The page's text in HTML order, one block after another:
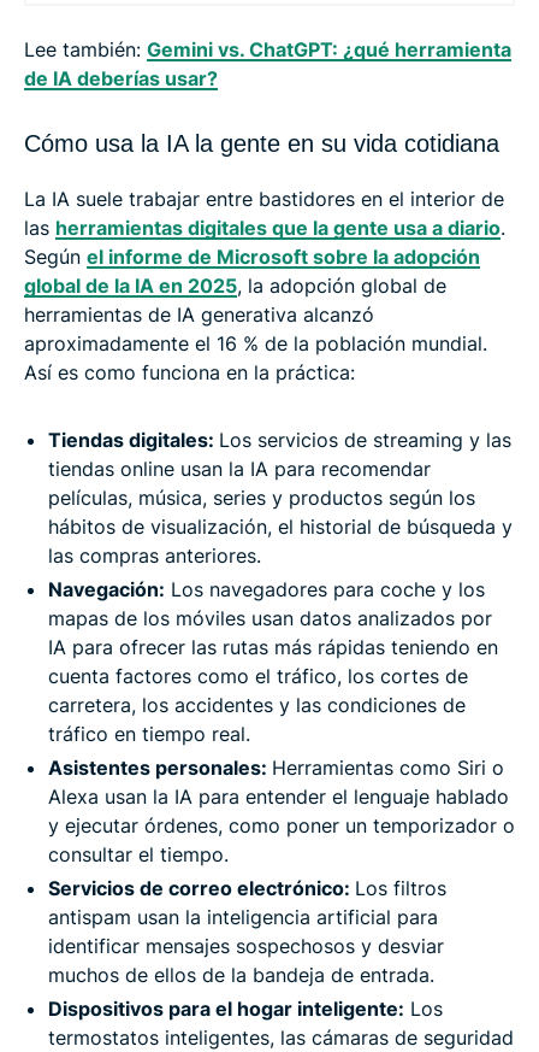
Lee también: Gemini vs. ChatGPT: ¿qué herramienta
de IA deberías usar?
Cómo usa la IA la gente en su vida cotidiana
La IA suele trabajar entre bastidores en el interior de
las herramientas digitales que la gente usa a diario.
Según el informe de Microsoft sobre la adopción
global de la IA en 2025, la adopción global de
herramientas de IA generativa alcanzó
aproximadamente el 16 % de la población mundial.
Así es como funciona en la práctica:
Tiendas digitales: Los servicios de streaming y las
tiendas online usan la IA para recomendar
películas, música, series y productos según los
hábitos de visualización, el historial de búsqueda y
las compras anteriores.
Navegación: Los navegadores para coche y los
mapas de los móviles usan datos analizados por
IA para ofrecer las rutas más rápidas teniendo en
cuenta factores como el tráfico, los cortes de
carretera, los accidentes y las condiciones de
tráfico en tiempo real.
Asistentes personales: Herramientas como Siri o
Alexa usan la IA para entender el lenguaje hablado
y ejecutar órdenes, como poner un temporizador o
consultar el tiempo.
Servicios de correo electrónico: Los filtros
antispam usan la inteligencia artificial para
identificar mensajes sospechosos y desviar
muchos de ellos de la bandeja de entrada.
Dispositivos para el hogar inteligente: Los
termostatos inteligentes, las cámaras de seguridad